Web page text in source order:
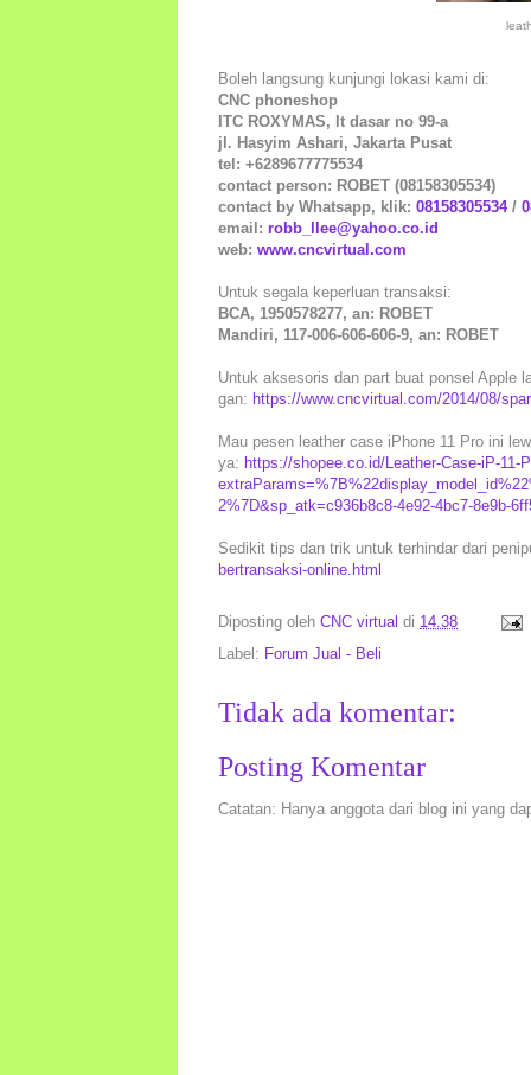
Boleh langsung kunjungi lokasi kami di:
CNC phoneshop
ITC ROXYMAS, lt dasar no 99-a
jl. Hasyim Ashari, Jakarta Pusat
tel: +6289677775534
contact person: ROBET (08158305534)
contact by Whatsapp, klik: 08158305534/
email: robb_llee@yahoo.co.id
web: www.cncvirtual.com
Untuk segala keperluan transaksi:
BCA, 1950578277, an: ROBET
Mandiri, 117-006-606-606-9, an: ROBET
Untuk aksesoris dan part buat ponsel Apple
gan: https://www.cncvirtual.com/2014/08/
Mau pesen leather case iPhone 11 Pro ini
ya: https://shopee.co.id/Leather-Case-iP-11-
2%7D&sp_atk=c936b8c8-4e92-4bc7-8e9b-
Sedikit tips dan trik untuk terhindar dari
bertransaksi-online.html
Diposting oleh CNC virtual di 14.38
Label: Forum Jual - Beli
Tidak ada komentar:
Posting Komentar
Catatan: Hanya anggota dari blog ini yang